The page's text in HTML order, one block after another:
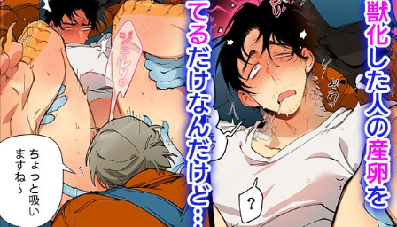
カプコミ
かわいいデザインのBLサイト！気になるBL作品をマイリス
ト登録して読めたり、ランキングで人気作品が丸わかり！
801Books(ヤオイブックス)
毎日何冊も更新されているBL作品をチェック！検索機能も充
実しているので探したい同人誌が見つかるはず！
Boys Books(ボーイズブックス)
BL同人誌が簡単に一気読み！1タップで本編全てが読めちゃ